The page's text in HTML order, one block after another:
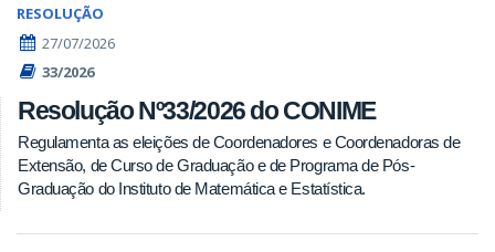
RESOLUÇÃO
27/07/2026
33/2026
Resolução Nº33/2026 do CONIME
Regulamenta as eleições de Coordenadores e Coordenadoras de
Extensão, de Curso de Graduação e de Programa de Pós-
Graduação do Instituto de Matemática e Estatística.